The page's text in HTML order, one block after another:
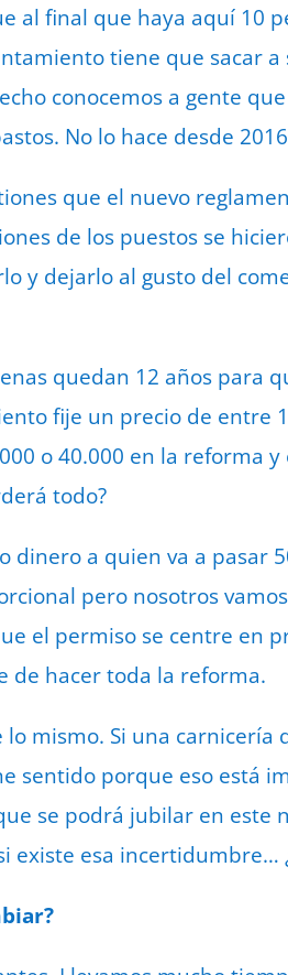
al final que haya aquí 10
tiene que sacar
conocemos a gente
No lo hace desde
que el nuevo
de los puestos se
y dejarlo al gusto del
quedan 12 años para
fije un precio de entre
o 40.000 en la reforma
todo?
dinero a quien va a pasar
pero nosotros
el permiso se centre en
de hacer toda la reforma.
lo mismo. Si una
sentido porque eso está
se podrá jubilar en este
existe esa incertidumbre…